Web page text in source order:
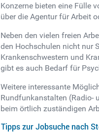
Konzerne bieten eine Fülle
über die Agentur für Arbeit
Neben den vielen freien
den Hochschulen nicht nur
Krankenschwestern und
gibt es auch Bedarf für
Weitere interessante
Rundfunkanstalten (Radio-
beim örtlich zuständigen
Tipps zur Jobsuche nach